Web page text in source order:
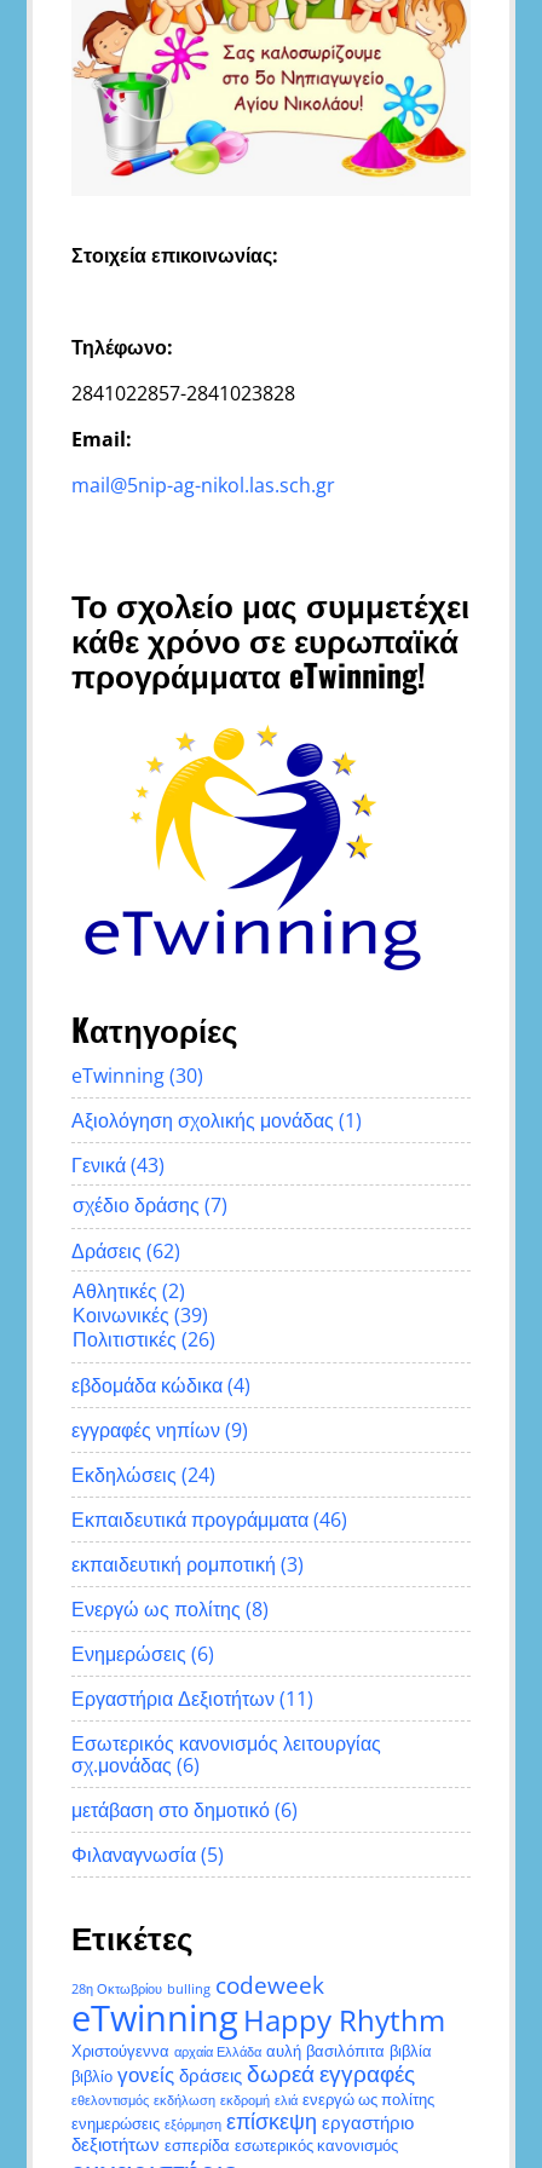
Στοιχεία επικοινωνίας:
Τηλέφωνο:
2841022857-2841023828
Email:
mail@5nip-ag-nikol.las.sch.gr
Το σχολείο μας συμμετέχει
κάθε χρόνο σε ευρωπαϊκά
προγράμματα eTwinning!
Kατηγορίες
eTwinning(30)
Αξιολόγηση σχολικής μονάδας (1)
Γενικά(43)
σχέδιο δράσης (7)
Δράσεις (62)
Αθλητικές (2)
Κοινωνικές (39)
Πολιτιστικές (26)
εβδομάδα κώδικα(4)
εγγραφές νηπίων(9)
Εκδηλώσεις (24)
Εκπαιδευτικά προγράμματα(46)
εκπαιδευτική ρομποτική (3)
Ενεργώ ως πολίτης (8)
Ενημερώσεις (6)
Εργαστήρια Δεξιοτήτων(11)
Εσωτερικός κανονισμός λειτουργίας
σχ.μονάδας (6)
μετάβαση στο δημοτικό(6)
Φιλαναγνωσία(5)
Ετικέτες
28η Οκτωβρίου bulling codeweek
eTwinningHappy Rhythm
Χριστούγεννα αρχαία Ελλάδα αυλή βασιλόπιτα βιβλία
βιβλίο γονείς δράσεις δωρεάεγγραφές
εθελοντισμός εκδήλωση εκδρομή ελιά ενεργώ ως πολίτης
ενημερώσεις εξόρμηση επίσκεψη εργαστήριο
δεξιοτήτων εσπερίδα εσωτερικός κανονισμός